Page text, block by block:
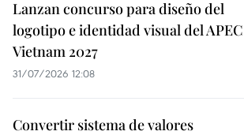
Lanzan concurso para diseño del
logotipo e identidad visual del APEC
Vietnam 2027
31/07/2026 12:08
Convertir sistema de valores